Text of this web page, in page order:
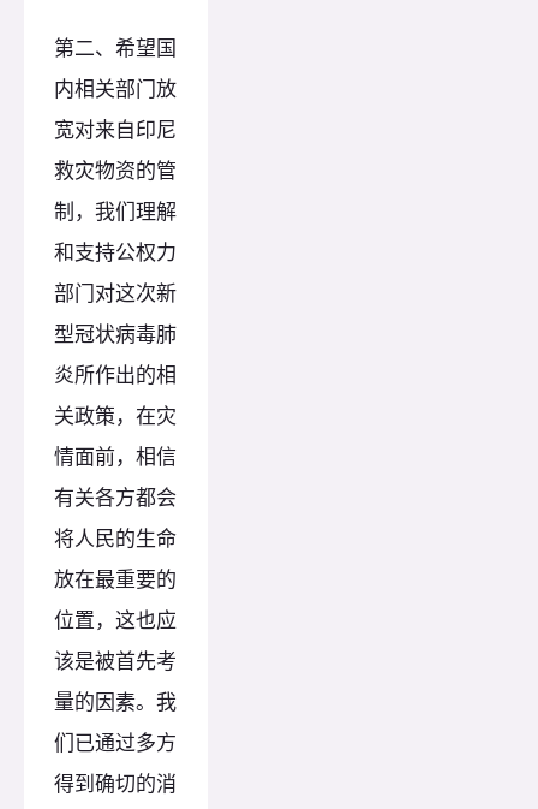
第二、希望国
内相关部门放
宽对来自印尼
救灾物资的管
制，我们理解
和支持公权力
部门对这次新
型冠状病毒肺
炎所作出的相
关政策，在灾
情面前，相信
有关各方都会
将人民的生命
放在最重要的
位置，这也应
该是被首先考
量的因素。我
们已通过多方
得到确切的消